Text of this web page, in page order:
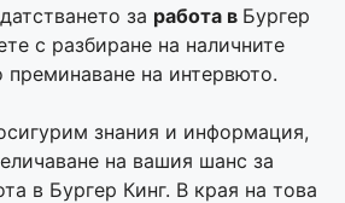
за работа в Бургер
с разбиране на наличните
на интервюто.
знания и информация,
на вашия шанс за
в Бургер Кинг. В края на това